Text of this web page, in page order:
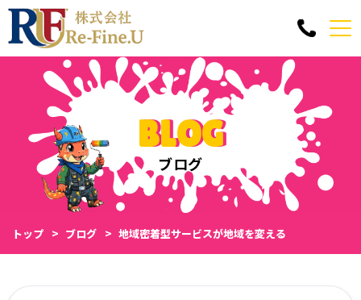
BLOG
ブログ
トップ ブログ 地域密着型サービスが地域を変える